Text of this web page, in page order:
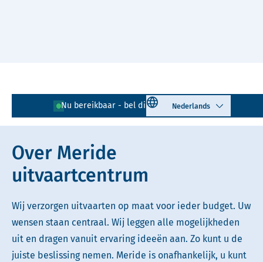
Nu bereikbaar - bel direct! 085 - 401 81 23
Select language
Lees voor Uitleg woorden
Simpele tekst
Over Meride
uitvaartcentrum
Wij verzorgen uitvaarten op maat voor ieder budget. Uw
wensen staan centraal. Wij leggen alle mogelijkheden
uit en dragen vanuit ervaring ideeën aan. Zo kunt u de
juiste beslissing nemen. Meride is onafhankelijk, u kunt